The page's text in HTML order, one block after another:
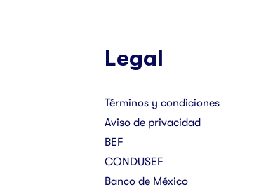
Legal
Términos y condiciones
Aviso de privacidad
BEF
CONDUSEF
Banco de México